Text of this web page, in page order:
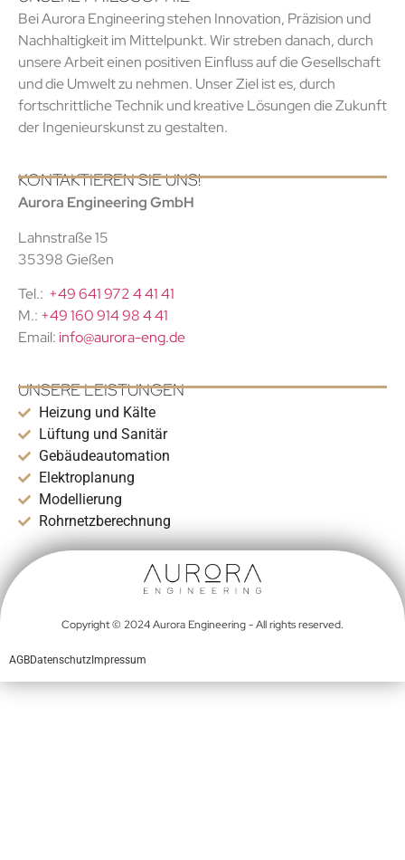
Bei Aurora Engineering stehen Innovation, Präzision und
Nachhaltigkeit im Mittelpunkt. Wir streben danach, durch
unsere Arbeit einen positiven Einfluss auf die Gesellschaft
und die Umwelt zu nehmen. Unser Ziel ist es, durch
fortschrittliche Technik und kreative Lösungen die Zukunft
der Ingenieurskunst zu gestalten.
KONTAKTIEREN SIE UNS!
Aurora Engineering GmbH
Lahnstraße 15
35398 Gießen
Tel.: +49 641 972 4 41 41
M.: +49 160 914 98 4 41
Email: info@aurora-eng.de
UNSERE LEISTUNGEN
Heizung und Kälte
Lüftung und Sanitär
Gebäudeautomation
Elektroplanung
Modellierung
Rohrnetzberechnung
Copyright © 2024 Aurora Engineering - All rights reserved.
AGBDatenschutz Impressum